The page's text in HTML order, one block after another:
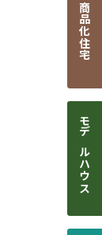
商品化住宅
モデルハウス